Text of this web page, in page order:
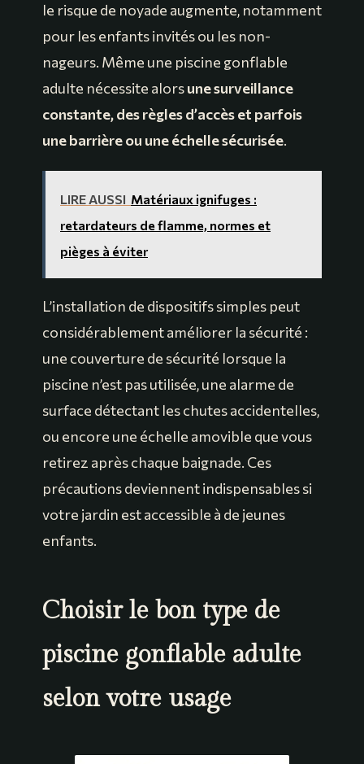
le risque de noyade augmente, notamment
pour les enfants invités ou les non-
nageurs. Même une piscine gonflable
adulte nécessite alorsune surveillance
constante, des règles d’accès et parfois
une barrière ou une échelle sécurisée.
LIRE AUSSI Matériaux ignifuges :
retardateurs de flamme, normes et
pièges à éviter
L’installation de dispositifs simples peut
considérablement améliorer la sécurité :
une couverture de sécurité lorsque la
piscine n’est pas utilisée, une alarme de
surface détectant les chutes accidentelles,
ou encore une échelle amovible que vous
retirez après chaque baignade. Ces
précautions deviennent indispensables si
votre jardin est accessible à de jeunes
enfants.
Choisir le bon type de
piscine gonflable adulte
selon votre usage